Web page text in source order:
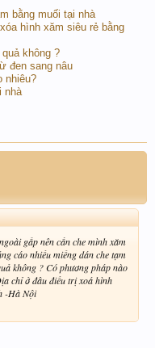
bằng muối tại nhà
hình xăm siêu rẻ bằng
không ?
đen sang nâu
nhiêu?
nhà
gấp nên cần che mình xăm
cáo nhiều miếng dán che tạm
không ? Có phương pháp nào
chỉ ở đâu điều trị xoá hình
-Hà Nội